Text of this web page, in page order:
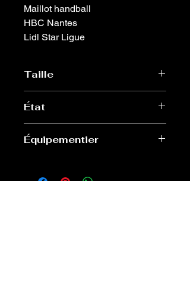
Maillot handball
HBC Nantes
Lidl Star Ligue
Taille
État
Équipementier